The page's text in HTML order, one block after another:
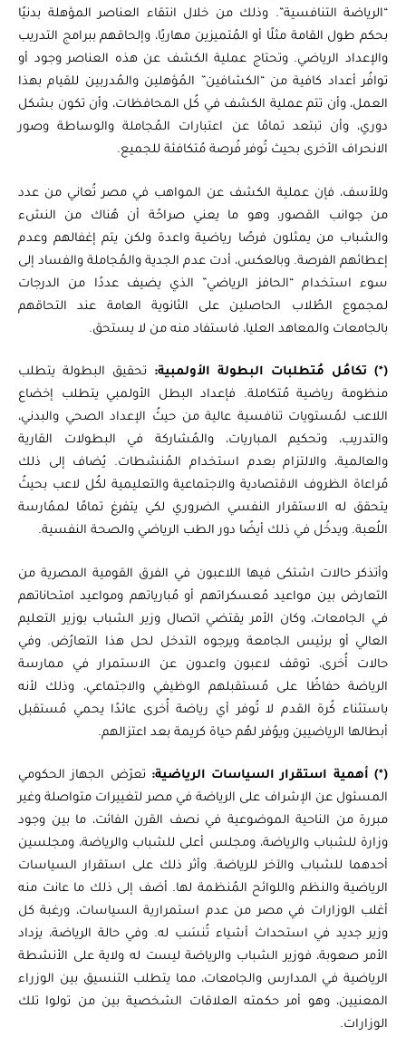
“الرياضة التنافسية”. وذلك من خلال انتقاء العناصر المؤهلة بدنيًا
بحكم طول القامة مثلًا أو المُتميزين مهاريًا، وإلحاقهم ببرامج التدريب
والإعداد الرياضي. وتحتاج عملية الكشف عن هذه العناصر وجود أو
توافُر أعداد كافية من “الكشافين” المُؤهلين والمُدربين للقيام بهذا
العمل، وأن تتم عملية الكشف في كُل المحافظات، وأن تكون بشكل
دوري، وأن تبتعد تمامًا عن اعتبارات المُجاملة والوساطة وصور
الانحراف الأخرى بحيث تُوفر فُرصة مُتكافئة للجميع.
وللأسف، فإن عملية الكشف عن المواهب في مصر تُعاني من عدد
من جوانب القصور، وهو ما يعني صراحًة أن هُناك من النشء
والشباب من يمثلون فرصًا رياضية واعدة ولكن يتم إغفالهم وعدم
إعطائهم الفرصة. وبالعكس، أدت عدم الجدية والمُجاملة والفساد إلى
سوء استخدام “الحافز الرياضي” الذي يضيف عددًا من الدرجات
لمجموع الطُلاب الحاصلين على الثانوية العامة عند التحاقهم
بالجامعات والمعاهد العليا، فاستفاد منه من لا يستحق.
(*) تكامُل مُتطلبات البطولة الأولمبية:تحقيق البطولة يتطلب
منظومة رياضية مُتكاملة. فإعداد البطل الأولمبي يتطلب إخضاع
اللاعب لمُستويات تنافسية عالية من حيثُ الإعداد الصحي والبدني،
والتدريب، وتحكيم المباريات، والمُشاركة في البطولات القارية
والعالمية، والالتزام بعدم استخدام المُنشطات. يُضاف إلى ذلك
مُراعاة الظروف الاقتصادية والاجتماعية والتعليمية لكُل لاعب بحيثُ
يتحقق له الاستقرار النفسي الضروري لكي يتفرغ تمامًا لممُارسة
اللُعبة. ويدخُل في ذلك أيضًا دور الطب الرياضي والصحة النفسية.
وأتذكر حالات اشتكى فيها اللاعبون في الفرق القومية المصرية من
التعارض بين مواعيد مُعسكراتهم أو مُبارياتهم ومواعيد امتحاناتهم
في الجامعات، وكان الأمر يقتضي اتصال وزير الشباب بوزير التعليم
العالي أو برئيس الجامعة ويرجوه التدخل لحل هذا التعارُض. وفي
حالات أُخرى، توقف لاعبون واعدون عن الاستمرار في ممارسة
الرياضة حفاظًا على مُستقبلهم الوظيفي والاجتماعي، وذلك لأنه
باستثناء كُرة القدم لا تُوفر أي رياضة أُخرى عائدًا يحمي مُستقبل
أبطالها الرياضيين ويوُفر لهُم حياة كريمة بعد اعتزالهم.
(*) أهمية استقرار السياسات الرياضية:تعرّض الجهاز الحكومي
المسئول عن الإشراف على الرياضة في مصر لتغييرات متواصلة وغير
مبررة من الناحية الموضوعية في نصف القرن الفائت، ما بين وجود
وزارة للشباب والرياضة، ومجلس أعلى للشباب والرياضة، ومجلسين
أحدهما للشباب والآخر للرياضة. وأثر ذلك على استقرار السياسات
الرياضية والنظم واللوائح المُنظمة لها. أضف إلى ذلك ما عانت منه
أغلب الوزارات في مصر من عدم استمرارية السياسات، ورغبة كل
وزير جديد في استحداث أشياء تُنسَب له. وفي حالة الرياضة، يزداد
الأمر صعوبة، فوزير الشباب والرياضة ليست له ولاية على الأنشطة
الرياضية في المدارس والجامعات، مما يتطلب التنسيق بين الوزراء
المعنيين، وهو أمر حكمته العلاقات الشخصية بين من تولوا تلك
الوزارات.